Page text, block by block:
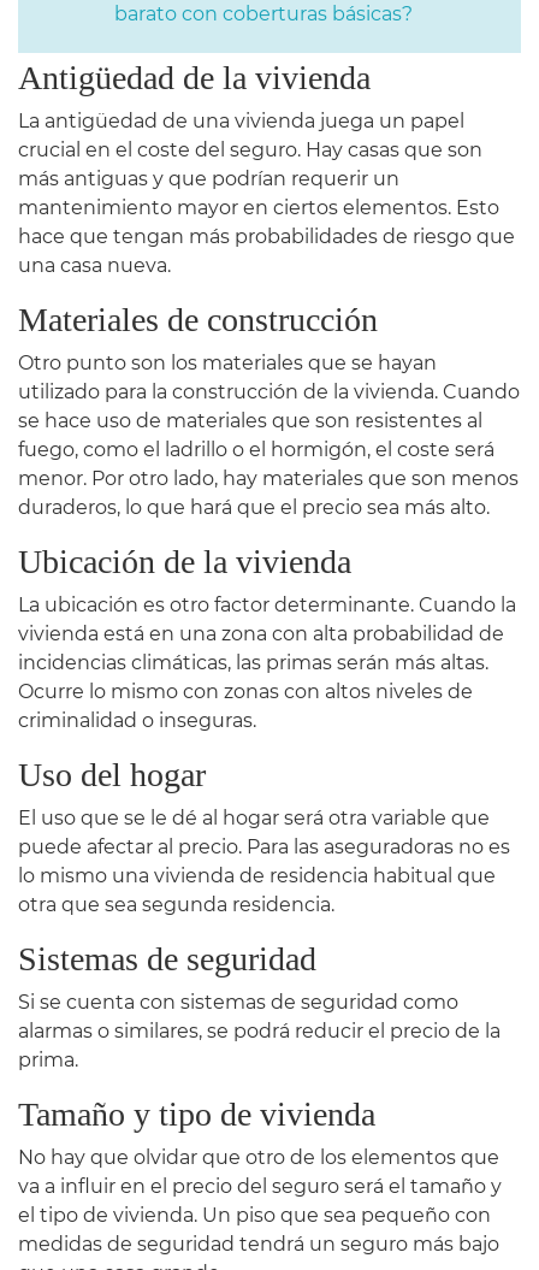
barato con coberturas básicas?
Antigüedad de la vivienda
La antigüedad de una vivienda juega un papel
crucial en el coste del seguro. Hay casas que son
más antiguas y que podrían requerir un
mantenimiento mayor en ciertos elementos. Esto
hace que tengan más probabilidades de riesgo que
una casa nueva.
Materiales de construcción
Otro punto son los materiales que se hayan
utilizado para la construcción de la vivienda. Cuando
se hace uso de materiales que son resistentes al
fuego, como el ladrillo o el hormigón, el coste será
menor. Por otro lado, hay materiales que son menos
duraderos, lo que hará que el precio sea más alto.
Ubicación de la vivienda
La ubicación es otro factor determinante. Cuando la
vivienda está en una zona con alta probabilidad de
incidencias climáticas, las primas serán más altas.
Ocurre lo mismo con zonas con altos niveles de
criminalidad o inseguras.
Uso del hogar
El uso que se le dé al hogar será otra variable que
puede afectar al precio. Para las aseguradoras no es
lo mismo una vivienda de residencia habitual que
otra que sea segunda residencia.
Sistemas de seguridad
Si se cuenta con sistemas de seguridad como
alarmas o similares, se podrá reducir el precio de la
prima.
Tamaño y tipo de vivienda
No hay que olvidar que otro de los elementos que
va a influir en el precio del seguro será el tamaño y
el tipo de vivienda. Un piso que sea pequeño con
medidas de seguridad tendrá un seguro más bajo